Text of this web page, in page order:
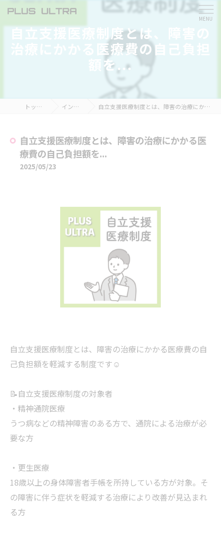
自立支援医療制度とは、障害の
治療にかかる医療費の自己負担
額を...
トップページ インスタ掲載 自立支援医療制度とは、障害の治療にかかる医療費の自己負担額を...
自立支援医療制度とは、障害の治療にかかる医
療費の自己負担額を...
2025/05/23
自立支援医療制度とは、障害の治療にかかる医療費の自
己負担額を軽減する制度です☺️
📝自立支援医療制度の対象者
・精神通院医療
うつ病などの精神障害のある方で、通院による治療が必
要な方
・更生医療
18歳以上の身体障害者手帳を所持している方が対象。そ
の障害に伴う症状を軽減する治療により改善が見込まれ
る方